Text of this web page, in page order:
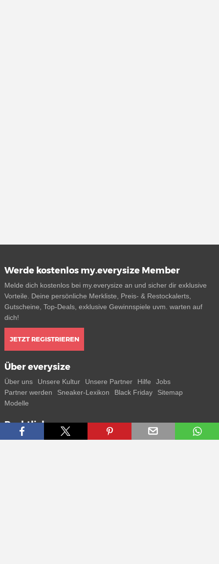
Werde kostenlos my.everysize Member
Melde dich kostenlos bei my.everysize an und sicher dir exklusive
Vorteile. Deine persönliche Merkliste, Preis- & Restockalerts,
Gutscheine, Top-Deals, exklusive Gewinnspiele uvm. warten auf
dich!
JETZT REGISTRIEREN
Über everysize
Über uns Unsere Kultur Unsere Partner Hilfe
Jobs
Partner werden
Sneaker-Lexikon Black Friday
Sitemap
Modelle
Rechtliches
AGB Datenschutz Impressum Kontakt